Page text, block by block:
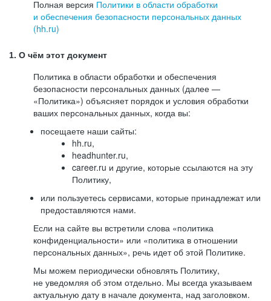
Полная версия Политики в области обработки
и обеспечения безопасности персональных данных
(hh.ru)
1. О чём этот документ
Политика в области обработки и обеспечения
безопасности персональных данных (далее —
«Политика») объясняет порядок и условия обработки
ваших персональных данных, когда вы:
посещаете наши сайты:
hh.ru,
headhunter.ru,
career.ru и другие, которые ссылаются на эту
Политику,
или пользуетесь сервисами, которые принадлежат или
предоставляются нами.
Если на сайте вы встретили слова «политика
конфиденциальности» или «политика в отношении
персональных данных», речь идет об этой Политике.
Мы можем периодически обновлять Политику,
не уведомляя об этом отдельно. Мы всегда указываем
актуальную дату в начале документа, над заголовком.